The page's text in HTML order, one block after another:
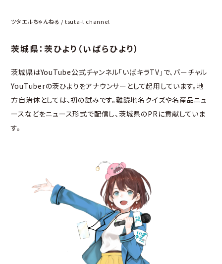
ツタエルちゃんねる / tsuta-l channel
茨城県：茨ひより（いばらひより）
茨城県はYouTube公式チャンネル「いばキラTV」で、バーチャル
YouTuberの茨ひよりをアナウンサーとして起用しています。地
方自治体としては、初の試みです。難読地名クイズや名産品ニュ
ースなどをニュース形式で配信し、茨城県のPRに貢献していま
す。